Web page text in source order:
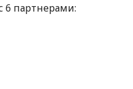
6 партнерами: